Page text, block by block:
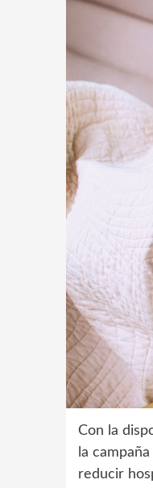
Con la
la
reducir